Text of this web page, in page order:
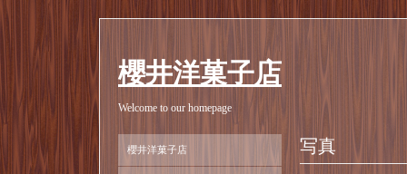
櫻井洋菓子店
Welcome to our homepage
写真
櫻井洋菓子店